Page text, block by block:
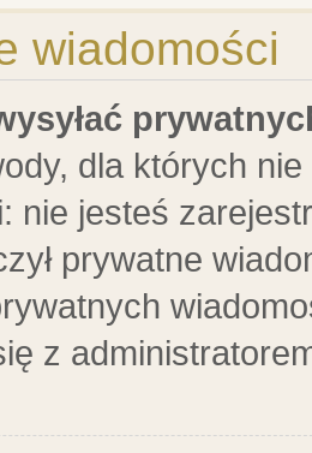
wiadomości
dla których
nie jesteś
prywatne
z